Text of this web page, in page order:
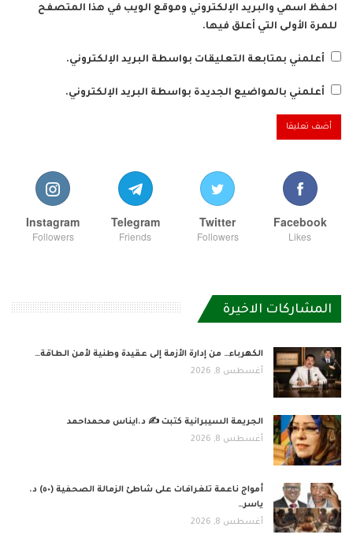
احفظ اسمي والبريد الإلكتروني وموقع الويب في هذا المتصفح
للمرة الأولى التي أعلق فيها.
أعلمني بمتابعة التعليقات بواسطة البريد الإلكتروني.
أعلمني بالمواضيع الجديدة بواسطة البريد الإلكتروني.
Facebook
Likes
Twitter
Followers
Telegram
Friends
Instagram
Followers
المشاركات الاخيرة
الكهرباء… من إدارة الأزمة إلى عقيدة وطنية لأمن الطاقة…
أغسطس 8, 2026
الجريمة السيبرانية كتبت ✍ د.ايناس محمداحمد
أغسطس 8, 2026
أمواج ناعمة تلغرافات على شاطئ الزمالة الصحفية (٥٠) د.
ياسر…
أغسطس 8, 2026